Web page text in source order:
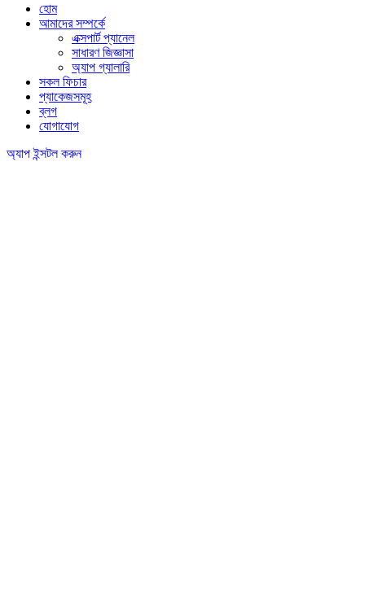
হোম
আমাদের সম্পর্কে
এক্সপার্ট প্যানেল
সাধারণ জিজ্ঞাসা
অ্যাপ গ্যালারি
সকল ফিচার
প্যাকেজসমূহ
ব্লগ
যোগাযোগ
অ্যাপ ইন্সটল করুন